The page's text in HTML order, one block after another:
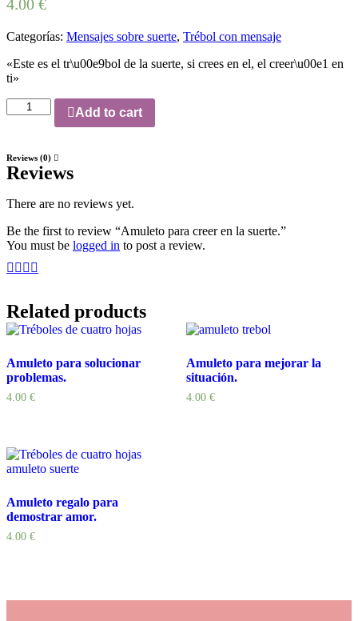
4.00 €
Categorías: Mensajes sobre suerte, Trébol con mensaje
«Este es el tr\u00e9bol de la suerte, si crees en el, el creer\u00e1 en
ti»
Add to cart
Reviews (0)
Reviews
There are no reviews yet.
Be the first to review “Amuleto para creer en la suerte.”
You must be logged in to post a review.
Related products
Amuleto para solucionar
problemas.
4.00 €
Amuleto para mejorar la
situación.
4.00 €
Amuleto regalo para
demostrar amor.
4.00 €